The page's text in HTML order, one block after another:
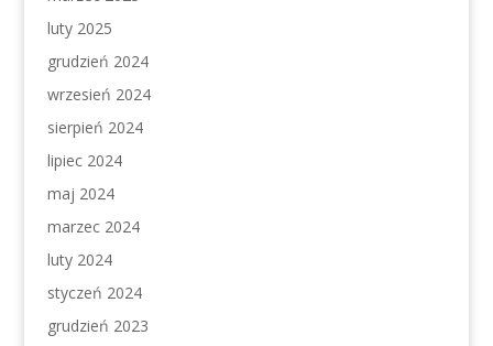
luty 2025
grudzień 2024
wrzesień 2024
sierpień 2024
lipiec 2024
maj 2024
marzec 2024
luty 2024
styczeń 2024
grudzień 2023